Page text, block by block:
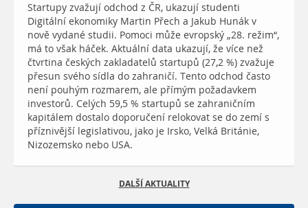
Startupy zvažují odchod z ČR, ukazují studenti
Digitální ekonomiky Martin Přech a Jakub Hunák v
nově vydané studii. Pomoci může evropský „28. režim“,
má to však háček. Aktuální data ukazují, že více než
čtvrtina českých zakladatelů startupů (27,2 %) zvažuje
přesun svého sídla do zahraničí. Tento odchod často
není pouhým rozmarem, ale přímým požadavkem
investorů. Celých 59,5 % startupů se zahraničním
kapitálem dostalo doporučení relokovat se do zemí s
příznivější legislativou, jako je Irsko, Velká Británie,
Nizozemsko nebo USA.
DALŠÍ AKTUALITY